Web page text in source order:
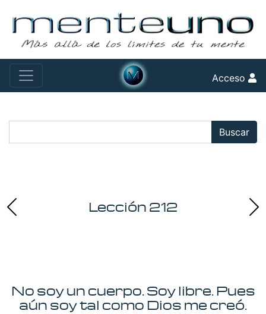
Acceso
Buscar
Lección 212
No soy un cuerpo. Soy libre. Pues
aún soy tal como Dios me creó.